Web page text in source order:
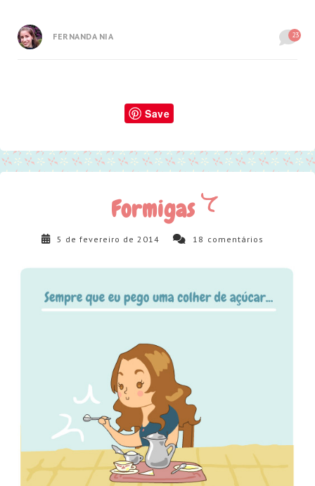
FERNANDA NIA 23
Save
Formigas
5 de fevereiro de 2014 18 comentários